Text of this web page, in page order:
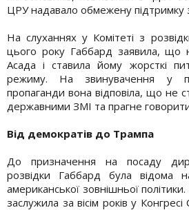
ЦРУ надавало обмежену підтримку
На слуханнях у Комітеті з
цього року Габбард заявила, що
Асада і ставила йому жорсткі
режиму. На звинувачення у
пропаганди вона відповіла, що не
державними ЗМІ та прагне
Від демократів до Трампа
До призначення на посаду
розвідки Габбард була відома
американської зовнішньої
заслужила за вісім років у